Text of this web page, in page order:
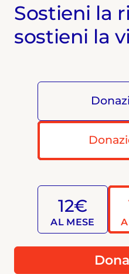
Sostieni la
sostieni la
12€
AL MESE